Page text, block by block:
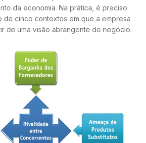
da economia. Na prática, é preciso
de cinco contextos em que a empresa
de uma visão abrangente do negócio.